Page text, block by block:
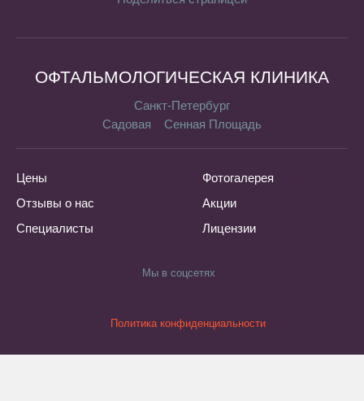
ОФТАЛЬМОЛОГИЧЕСКАЯ КЛИНИКА
Санкт-Петербург
Садовая
Сенная Площадь
Цены
Отзывы о нас
Специалисты
Фотогалерея
Акции
Лицензии
Мы в соцсетях
Политика конфиденциальности